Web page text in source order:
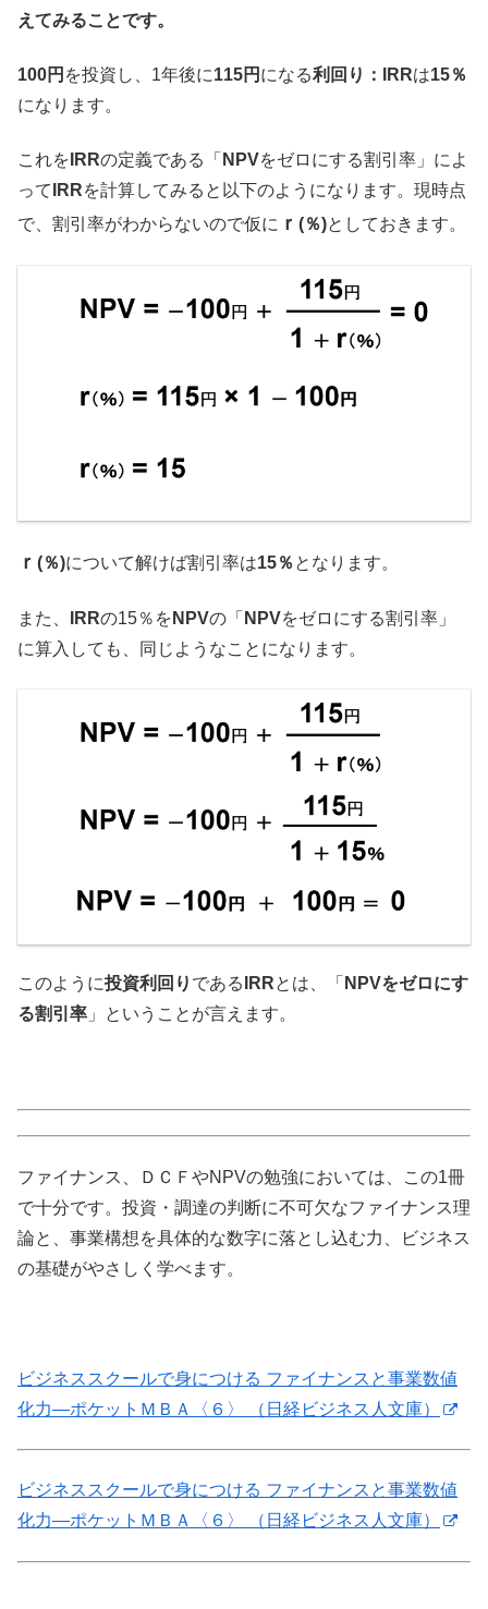
えてみることです。
100円 を投資し、1年後に115円 になる利回り：IRRは15％
になります。
これを IRRの定義である「 NPVをゼロにする割引率」によ
って IRRを計算してみると以下のようになります。現時点
で、割引率がわからないので仮に ｒ (％)としておきます。
ｒ (％)について解けば割引率は15％ となります。
また、 IRRの15％を NPVの「 NPVをゼロにする割引率」
に算入しても、同じようなことになります。
このように投資利回り である IRRとは、「 NPVをゼロにす
る割引率 」ということが言えます。
ファイナンス、ＤＣＦやNPVの勉強においては、この1冊
で十分です。投資・調達の判断に不可欠なファイナンス理
論と、事業構想を具体的な数字に落とし込む力、ビジネス
の基礎がやさしく学べます。
ビジネススクールで身につける ファイナンスと事業数値
化力―ポケットＭＢＡ〈６〉 （日経ビジネス人文庫）
ビジネススクールで身につける ファイナンスと事業数値
化力―ポケットＭＢＡ〈６〉 （日経ビジネス人文庫）